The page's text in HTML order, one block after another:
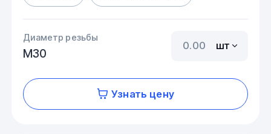
Диаметр резьбы
М30
шт
Узнать цену